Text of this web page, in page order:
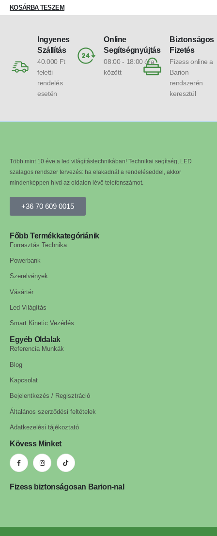
KOSÁRBA TESZEM
Ingyenes
Szállítás
40.000 Ft
feletti
rendelés
esetén
Online
Segítségnyújtás
08:00 - 18:00 óra
között
Biztonságos
Fizetés
Fizess online a
Barion
rendszerén
keresztül
Több mint 10 éve a led világítástechnikában! Technikai segítség, LED
szalagos rendszer tervezés: ha elakadnál a rendeléseddel, akkor
mindenképpen hívd az oldalon lévő telefonszámot.
+36 70 609 0015
Főbb Termékkategóriánik
Forrasztás Technika
Powerbank
Szerelvények
Vásártér
Led Világítás
Smart Kinetic Vezérlés
Egyéb Oldalak
Referencia Munkák
Blog
Kapcsolat
Bejelentkezés / Regisztráció
Általános szerződési feltételek
Adatkezelési tájékoztató
Kövess Minket
Fizess biztonságosan Barion-nal